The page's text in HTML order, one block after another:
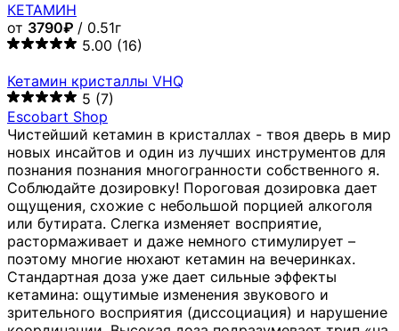
КЕТАМИН
от 3790₽ / 0.51г
5.00 (16)
Кетамин кристаллы VHQ
5 (7)
Escobart Shop
Чистейший кетамин в кристаллах - твоя дверь в мир
новых инсайтов и один из лучших инструментов для
познания познания многогранности собственного я.
Соблюдайте дозировку! Пороговая дозировка дает
ощущения, схожие с небольшой порцией алкоголя
или бутирата. Слегка изменяет восприятие,
растормаживает и даже немного стимулирует –
поэтому многие нюхают кетамин на вечеринках.
Стандартная доза уже дает сильные эффекты
кетамина: ощутимые изменения звукового и
зрительного восприятия (диссоциация) и нарушение